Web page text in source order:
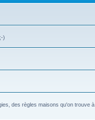
)
des règles maisons qu'on trouve à